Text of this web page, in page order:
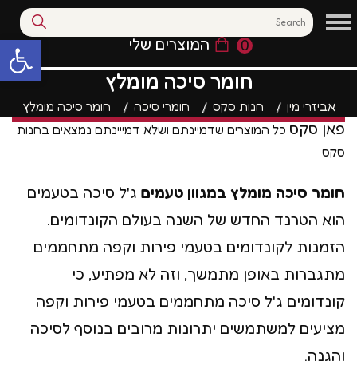
פתח סרגל 0 המוצרים שלי
חומר סיכה מומלץ
אביזרי מין חנות סקס חומרי סיכה חומר סיכה מומלץ
פאן סקס כל המוצרים שדמיינתם ושלא דמייינתם נמצאים בחנות
סקס
חומר סיכה מומלץ במגוון טעמים ג'ל סיכה בטעמים
הוא הטרנד החדש של השנה בעולם הקונדומים.
הזמנות לקונדומים בטעמי פירות וקפה מתחממים
מתגברות באופן מתמשך, וזה לא מפתיע, כי
קונדומים ג'ל סיכה מתחממים בטעמי פירות וקפה
מציעים למשתמשים יתרונות מרובים בנוסף לסיכה
והגנה.